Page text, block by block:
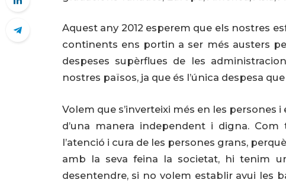
Aquest any 2012 esperem que els nostres
continents ens portin a ser més austers
despeses supèrflues de les
nostres països, ja que és l’única despesa
Volem que s’inverteixi més en les persones
d’una manera independent i digna.
l’atenció i cura de les persones grans,
amb la seva feina la societat, hi tenim
desentendre, si no volem establir avui les